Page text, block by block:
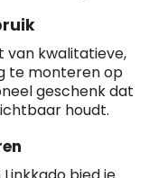
van kwalitatieve,
te monteren op
geschenk dat
houdt.